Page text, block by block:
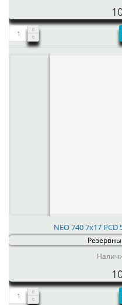
NEO 740 7x17 PCD